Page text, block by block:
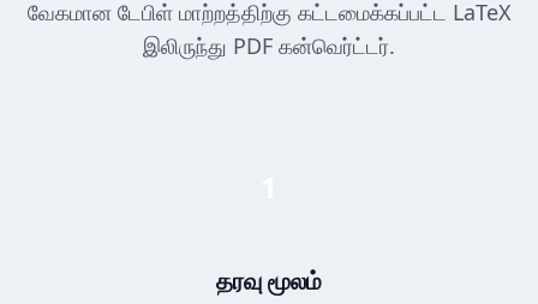
வேகமான டேபிள் மாற்றத்திற்கு கட்டமைக்கப்பட்ட LaTeX
இலிருந்து PDF கன்வெர்ட்டர்.
தரவு மூலம்